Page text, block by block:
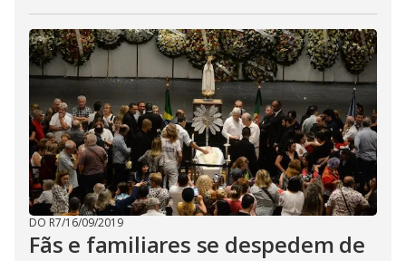
DO R7/16/09/2019
Fãs e familiares se despedem de